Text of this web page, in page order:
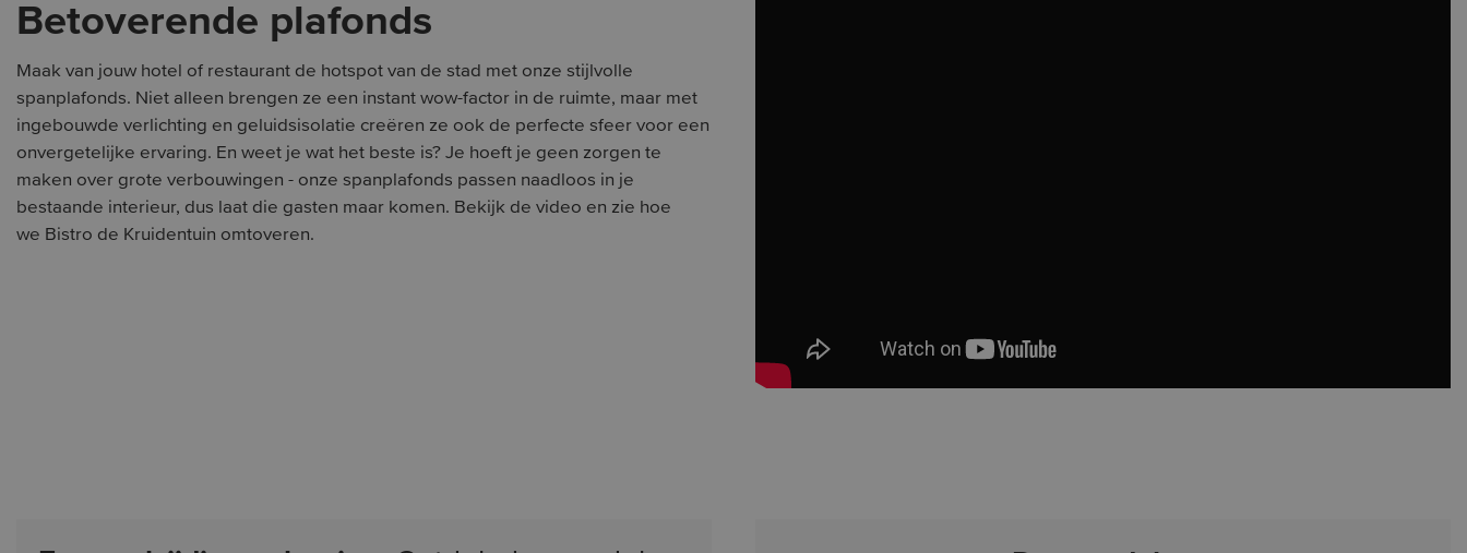
Betoverende plafonds
Maak van jouw hotel of restaurant de hotspot van de stad met onze stijlvolle
spanplafonds. Niet alleen brengen ze een instant wow-factor in de ruimte, maar met
ingebouwde verlichting en geluidsisolatie creëren ze ook de perfecte sfeer voor een
onvergetelijke ervaring. En weet je wat het beste is? Je hoeft je geen zorgen te
maken over grote verbouwingen - onze spanplafonds passen naadloos in je
bestaande interieur, dus laat die gasten maar komen. Bekijk de video en zie hoe
we Bistro de Kruidentuin omtoveren.